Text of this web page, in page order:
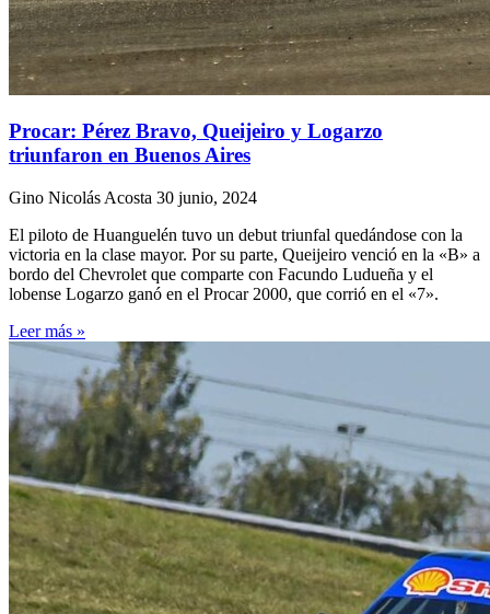
Procar: Pérez Bravo, Queijeiro y Logarzo
triunfaron en Buenos Aires
Gino Nicolás Acosta 30 junio, 2024
El piloto de Huanguelén tuvo un debut triunfal quedándose con la
victoria en la clase mayor. Por su parte, Queijeiro venció en la «B» a
bordo del Chevrolet que comparte con Facundo Ludueña y el
lobense Logarzo ganó en el Procar 2000, que corrió en el «7».
Leer más »